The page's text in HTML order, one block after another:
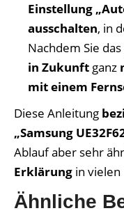
Einstellung
ausschalten, in
Nachdem Sie
in Zukunft ganz
mit einem
Diese Anleitung
„Samsung
Ablauf aber sehr
Erklärung in vielen
Ähnliche